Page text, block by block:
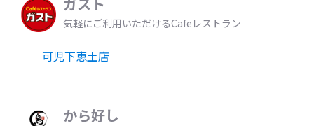
気軽にご利用いただけるCafeレストラン
可児下恵土店
から好し